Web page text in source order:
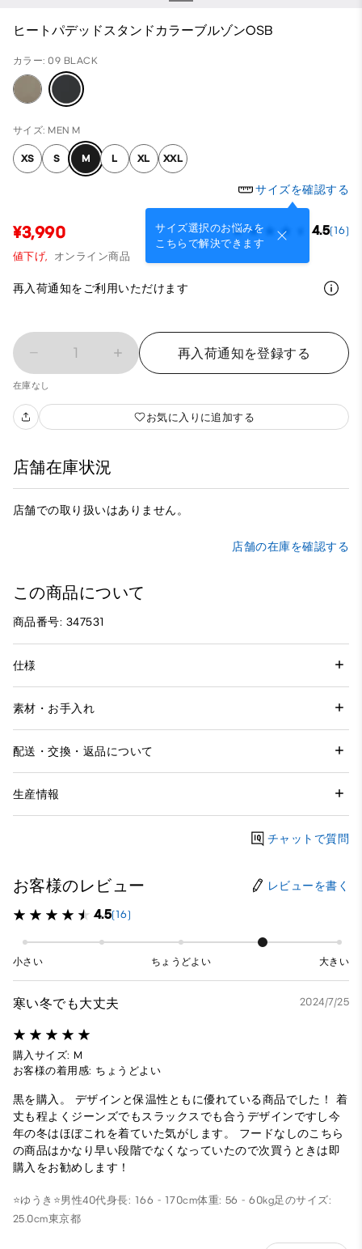
ヒートパデッドスタンドカラーブルゾンOSB
カラー: 09 BLACK
サイズ: MEN M
XS S M L XL XXL
サイズを確認する
サイズ選択のお悩みを
こちらで解決できます
¥3,990 4.5(16)
値下げ, オンライン商品
再入荷通知をご利用いただけます
1 再入荷通知を登録する
在庫なし
お気に入りに追加する
店舗在庫状況
店舗での取り扱いはありません。
店舗の在庫を確認する
この商品について
商品番号: 347531
仕様
素材・お手入れ
配送・交換・返品について
生産情報
チャットで質問
お客様のレビュー レビューを書く
4.5(16)
小さい ちょうどよい 大きい
寒い冬でも大丈夫 2024/7/25
購入サイズ: M
お客様の着用感: ちょうどよい
黒を購入。 デザインと保温性ともに優れている商品でした！ 着
丈も程よくジーンズでもスラックスでも合うデザインですし今
年の冬はほぼこれを着ていた気がします。 フードなしのこちら
の商品はかなり早い段階でなくなっていたので次買うときは即
購入をお勧めします！
⭐️ゆうき⭐️男性40代身長: 166 - 170cm体重: 56 - 60kg足のサイズ:
25.0cm東京都